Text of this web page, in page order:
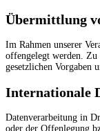
Übermittlung
Im Rahmen unserer
offengelegt werden. Zu
gesetzlichen Vorgaben
Internationale
Datenverarbeitung in
oder der Offenlegung